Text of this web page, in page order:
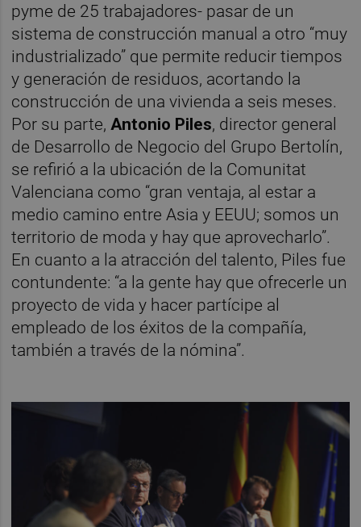
pyme de 25 trabajadores- pasar de un
sistema de construcción manual a otro “muy
industrializado” que permite reducir tiempos
y generación de residuos, acortando la
construcción de una vivienda a seis meses.
Por su parte,Antonio Piles, director general
de Desarrollo de Negocio del Grupo Bertolín,
se refirió a la ubicación de la Comunitat
Valenciana como “gran ventaja, al estar a
medio camino entre Asia y EEUU; somos un
territorio de moda y hay que aprovecharlo”.
En cuanto a la atracción del talento, Piles fue
contundente: “a la gente hay que ofrecerle un
proyecto de vida y hacer partícipe al
empleado de los éxitos de la compañía,
también a través de la nómina”.